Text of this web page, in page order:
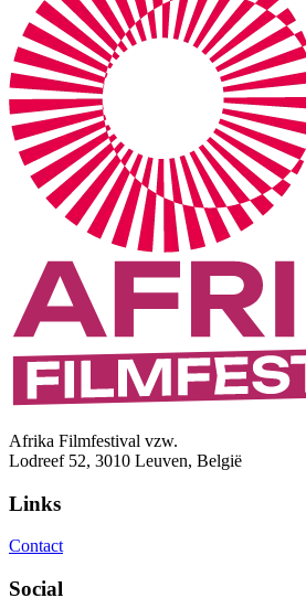
Afrika Filmfestival vzw.
Lodreef 52, 3010 Leuven, België
Links
Contact
Social